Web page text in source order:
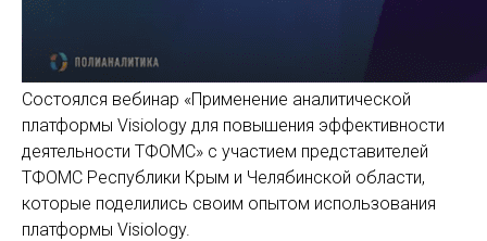
Состоялся вебинар «Применение аналитической
платформы Visiology для повышения эффективности
деятельности ТФОМС» с участием представителей
ТФОМС Республики Крым и Челябинской области,
которые поделились своим опытом использования
платформы Visiology.